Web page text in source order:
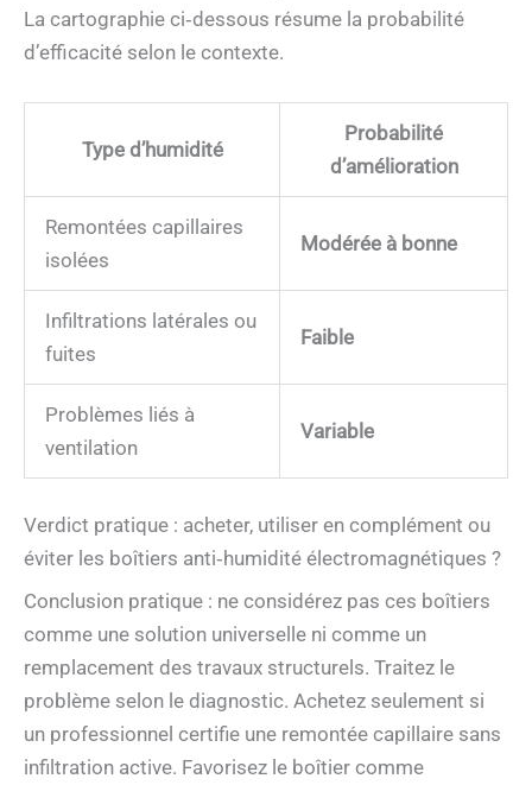
La cartographie ci‑dessous résume la probabilité
d’efficacité selon le contexte.
Type d’humidité
Probabilité
d’amélioration
Remontées capillaires
isolées
Modérée à bonne
Infiltrations latérales ou
fuites
Faible
Problèmes liés à
ventilation
Variable
Verdict pratique : acheter, utiliser en complément ou
éviter les boîtiers anti‑humidité électromagnétiques ?
Conclusion pratique : ne considérez pas ces boîtiers
comme une solution universelle ni comme un
remplacement des travaux structurels. Traitez le
problème selon le diagnostic. Achetez seulement si
un professionnel certifie une remontée capillaire sans
infiltration active. Favorisez le boîtier comme